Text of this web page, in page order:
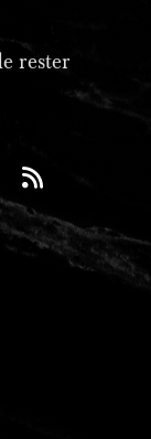
rester